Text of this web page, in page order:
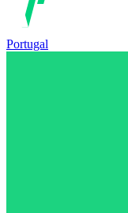
Portugal